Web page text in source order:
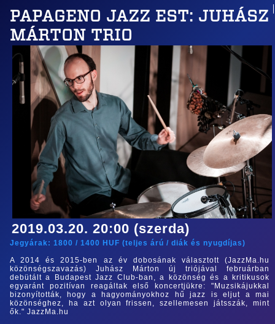
PAPAGENO JAZZ EST: JUHÁSZ
MÁRTON TRIO
2019.03.20. 20:00 (szerda)
Jegyárak: 1800 / 1400 HUF (teljes árú / diák és nyugdíjas)
A 2014 és 2015-ben az év dobosának választott (JazzMa.hu
közönségszavazás) Juhász Márton új triójával februárban
debütált a Budapest Jazz Club-ban, a közönség és a kritikusok
egyaránt pozitívan reagáltak első koncertjükre: "Muzsikájukkal
bizonyították, hogy a hagyományokhoz hű jazz is eljut a mai
közönséghez, ha azt olyan frissen, szellemesen játsszák, mint
ők." JazzMa.hu